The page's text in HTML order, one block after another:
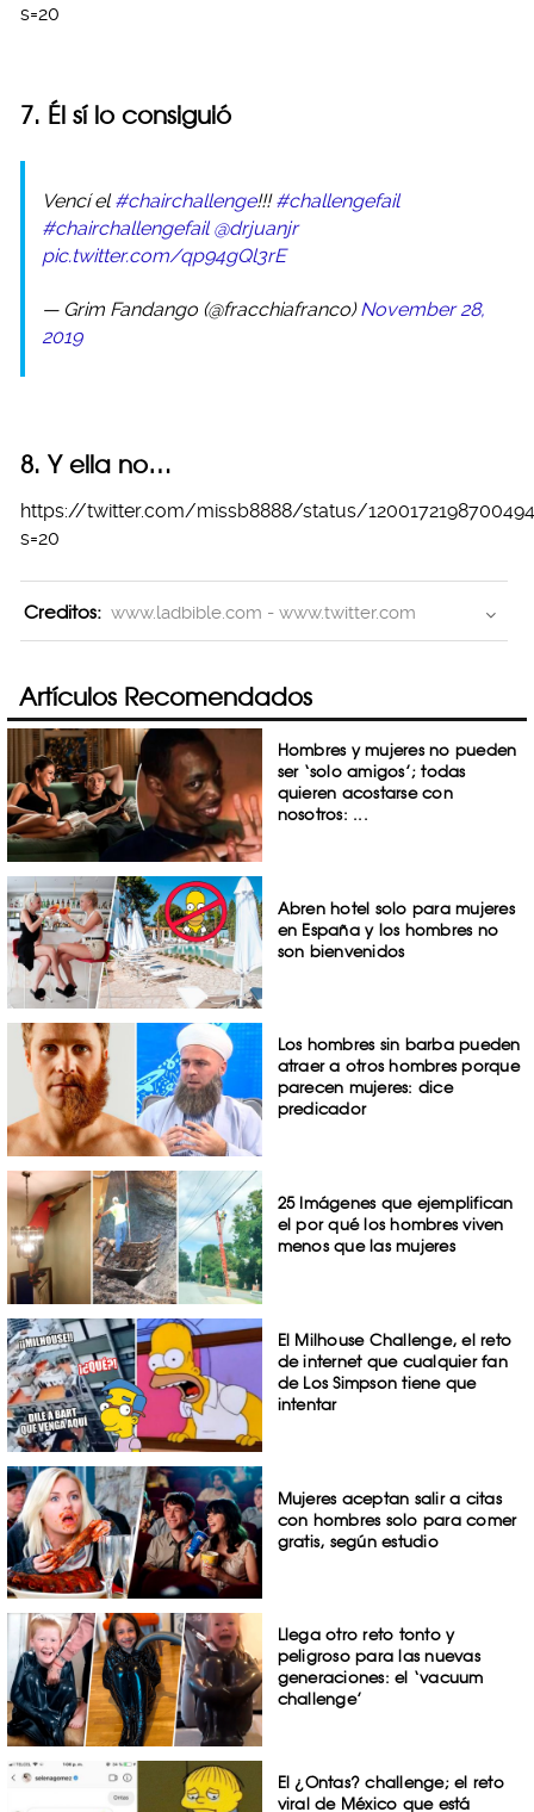
s=20
7. Él sí lo consiguió
Vencí el#chairchallenge!!!#challengefail
#chairchallengefail @drjuanjr
pic.twitter.com/qp94gQl3rE
— Grim Fandango (@fracchiafranco)November 28,
2019
8. Y ella no…
https://twitter.com/missb8888/status/
s=20
Creditos: www.ladbible.com - www.twitter.com
Artículos Recomendados
Hombres y mujeres no pueden
ser ‘solo amigos’; todas
quieren acostarse con
nosotros: ...
Abren hotel solo para mujeres
en España y los hombres no
son bienvenidos
Los hombres sin barba pueden
atraer a otros hombres porque
parecen mujeres: dice
predicador
25 Imágenes que ejemplifican
el por qué los hombres viven
menos que las mujeres
El Milhouse Challenge, el reto
de internet que cualquier fan
de Los Simpson tiene que
intentar
Mujeres aceptan salir a citas
con hombres solo para comer
gratis, según estudio
Llega otro reto tonto y
peligroso para las nuevas
generaciones: el ‘vacuum
challenge’
El ¿Ontas? challenge; el reto
viral de México que está